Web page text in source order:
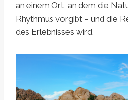
an einem Ort, an dem die
Rhythmus vorgibt – und die
des Erlebnisses wird.